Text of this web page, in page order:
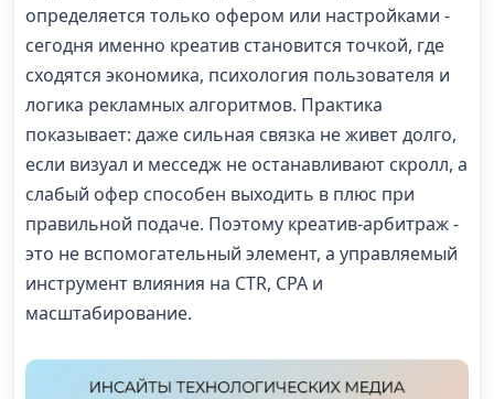
определяется только офером или настройками -
сегодня именно креатив становится точкой, где
сходятся экономика, психология пользователя и
логика рекламных алгоритмов. Практика
показывает: даже сильная связка не живет долго,
если визуал и месседж не останавливают скролл, а
слабый офер способен выходить в плюс при
правильной подаче. Поэтому креатив-арбитраж -
это не вспомогательный элемент, а управляемый
инструмент влияния на CTR, CPA и
масштабирование.